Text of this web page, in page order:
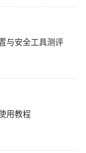
与安全工具测评
用教程